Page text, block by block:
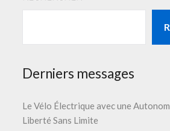
Derniers messages
Le Vélo Électrique avec une
Liberté Sans Limite